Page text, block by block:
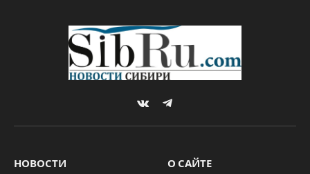
VKontakteTelegram
НОВОСТИ О САЙТЕ